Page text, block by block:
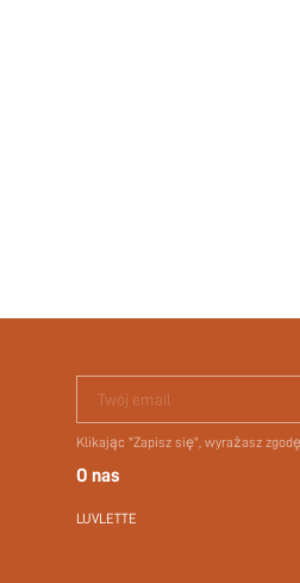
Twój email
Klikając "Zapisz się", wyrażasz
O nas
LUVLETTE